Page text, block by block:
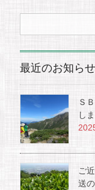
最近のお知らせ
Ｓ
し
ご
送